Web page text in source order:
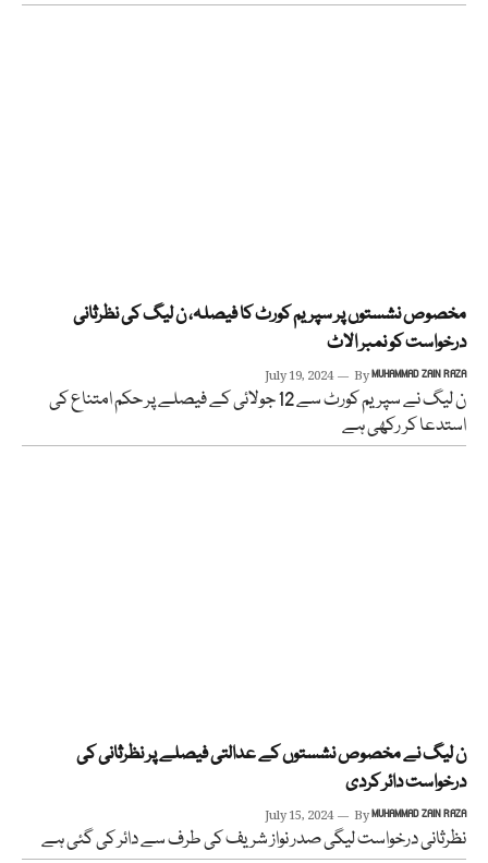
مخصوص نشستوں پر سپریم کورٹ کا فیصلہ، ن لیگ کی نظرثانی
درخواست کو نمبر الاٹ
July 19, 2024 ByMUHAMMAD ZAIN RAZA
ن لیگ نے سپریم کورٹ سے 12 جولائی کے فیصلے پر حکم امتناع کی
استدعا کر رکھی ہے
ن لیگ نے مخصوص نشستوں کے عدالتی فیصلے پر نظرثانی کی
درخواست دائر کردی
July 15, 2024 ByMUHAMMAD ZAIN RAZA
نظرثانی درخواست لیگی صدر نواز شریف کی طرف سے دائر کی گئی ہے